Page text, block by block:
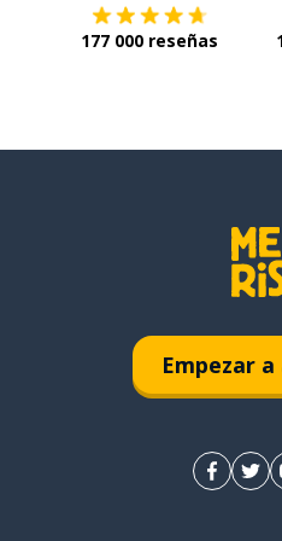
177 000 reseñas
Empezar